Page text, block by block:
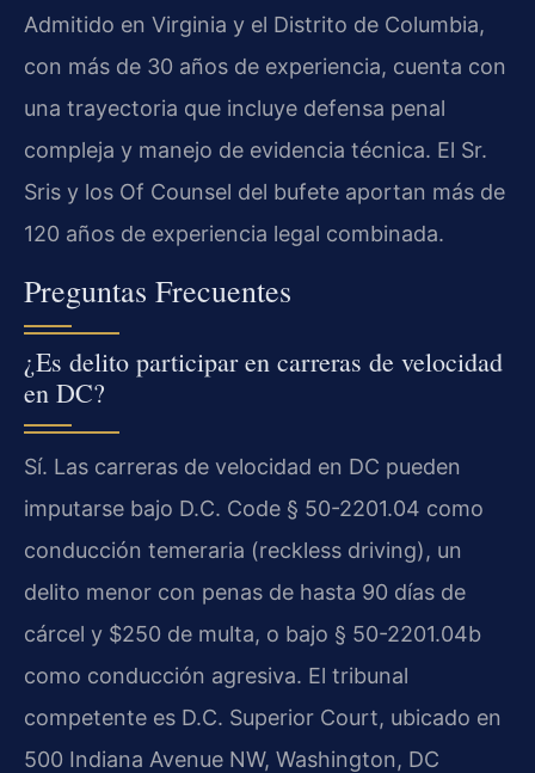
Admitido en Virginia y el Distrito de Columbia,
con más de 30 años de experiencia, cuenta con
una trayectoria que incluye defensa penal
compleja y manejo de evidencia técnica. El Sr.
Sris y los Of Counsel del bufete aportan más de
120 años de experiencia legal combinada.
Preguntas Frecuentes
¿Es delito participar en carreras de velocidad
en DC?
Sí. Las carreras de velocidad en DC pueden
imputarse bajo D.C. Code § 50-2201.04 como
conducción temeraria (reckless driving), un
delito menor con penas de hasta 90 días de
cárcel y $250 de multa, o bajo § 50-2201.04b
como conducción agresiva. El tribunal
competente es D.C. Superior Court, ubicado en
500 Indiana Avenue NW, Washington, DC